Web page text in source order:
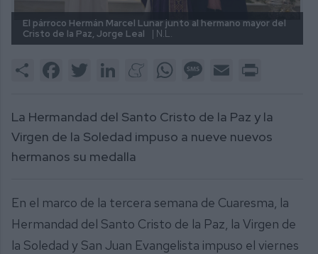
El párroco Hermán Marcel Lunar junto al hermano mayor del
Cristo de la Paz, Jorge Leal
| N.L.
Share Facebook
Twitter LinkedInMeneameWhatsAppMessage
Email
La Hermandad del Santo Cristo de la Paz y la
Virgen de la Soledad impuso a nueve nuevos
hermanos su medalla
En el marco de la tercera semana de Cuaresma, la
Hermandad del Santo Cristo de la Paz, la Virgen de
la Soledad y San Juan Evangelista impuso el viernes